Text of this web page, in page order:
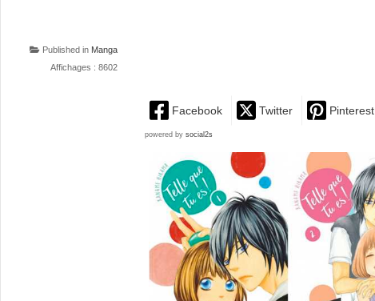
Published in Manga
Affichages : 8602
Facebook Twitter Pinterest
powered by social2s